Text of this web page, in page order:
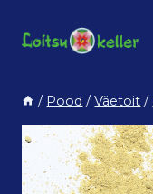
/ Pood / Väetoit /